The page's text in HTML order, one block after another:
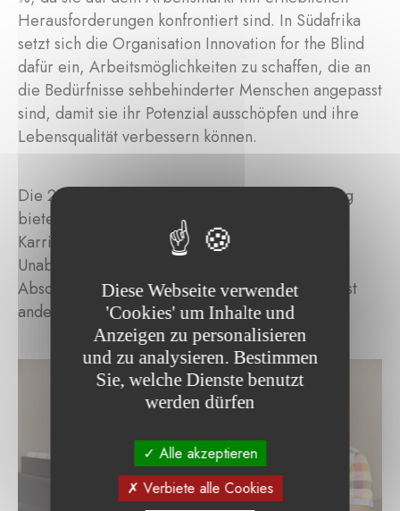
Herausforderungen konfrontiert sind. In Südafrika
setzt sich die Organisation Innovation for the Blind
dafür ein, Arbeitsmöglichkeiten zu schaffen, die an
die Bedürfnisse sehbehinderter Menschen angepasst
sind, damit sie ihr Potenzial ausschöpfen und ihre
Lebensqualität verbessern können.
Die 2021 ins Leben gerufene Barista-Ausbildung
bietet sehbehinderten Menschen nicht nur neue
Karrierechancen, sondern auch finanzielle
Unabhängigkeit. Darüber hinaus haben sie nach
Abschluss des Programms die Möglichkeit, selbst
andere Baristas auszubilden.
Diese Webseite verwendet
'Cookies' um Inhalte und
Anzeigen zu personalisieren
und zu analysieren. Bestimmen
Sie, welche Dienste benutzt
werden dürfen
Alle akzeptieren
Verbiete alle Cookies